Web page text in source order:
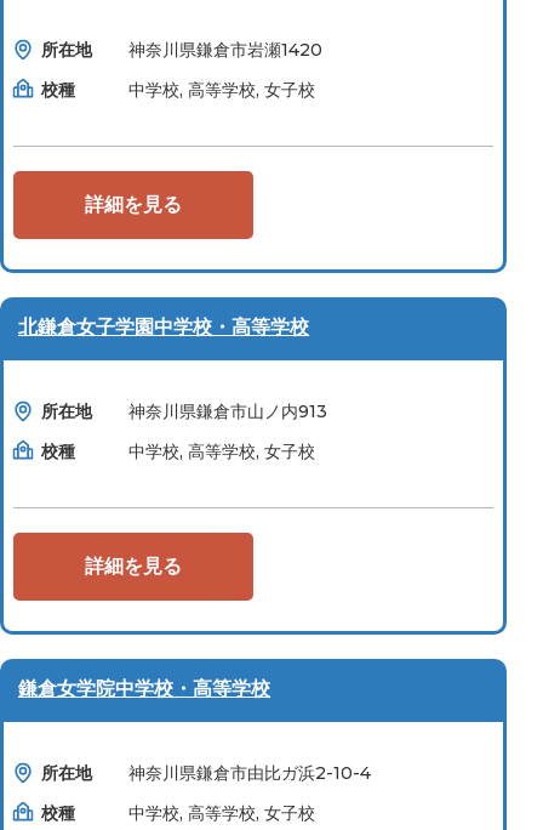
所在地
神奈川県鎌倉市岩瀬1420
校種
中学校, 高等学校, 女子校
詳細を見る
北鎌倉女子学園中学校・高等学校
所在地
神奈川県鎌倉市山ノ内913
校種
中学校, 高等学校, 女子校
詳細を見る
鎌倉女学院中学校・高等学校
所在地
神奈川県鎌倉市由比ガ浜2-10-4
校種
中学校, 高等学校, 女子校